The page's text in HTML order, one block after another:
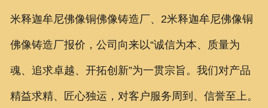
米释迦牟尼佛像铜佛像铸造厂、2米释迦牟尼佛像铜
佛像铸造厂报价 ，公司向来以“诚信为本、质量为
魂、追求卓越、开拓创新”为一贯宗旨。我们对产品
精益求精、匠心独运，对客户服务周到、信誉至上。